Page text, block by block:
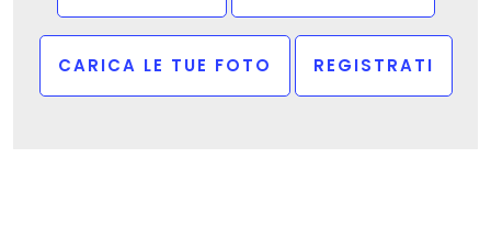
CARICA LE TUE FOTO REGISTRATI